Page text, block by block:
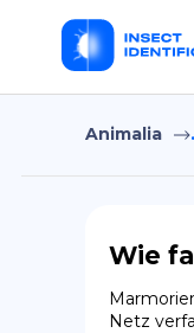
Animalia
Wie
Netz